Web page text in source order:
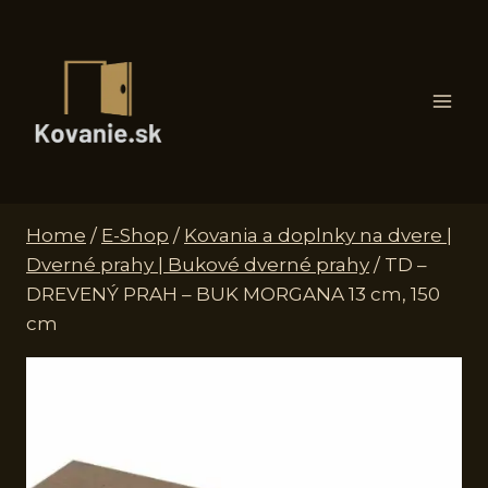
Home / E-Shop / Kovania a doplnky na dvere |
Dverné prahy | Bukové dverné prahy / TD –
DREVENÝ PRAH – BUK MORGANA 13 cm, 150
cm